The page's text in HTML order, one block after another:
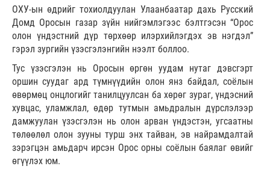
ОХУ-ын өдрийг тохиолдуулан Улаанбаатар дахь Русский
Домд Оросын газар зүйн нийгэмлэгээс бэлтгэсэн “Орос
олон үндэстний дүр төрхөөр илэрхийлэгдэх эв нэгдэл”
гэрэл зургийн үзэсгэлэнгийн нээлт боллоо.
Тус үзэсгэлэн нь Оросын өргөн уудам нутаг дэвсгэрт
оршин суудаг ард түмнүүдийн олон янз байдал, соёлын
өвөрмөц онцлогийг танилцуулсан ба хөрөг зураг, үндэсний
хувцас, уламжлал, өдөр тутмын амьдралын дүрслэлээр
дамжуулан үзэсгэлэн нь олон арван үндэстэн, угсаатны
төлөөлөл олон зууны турш энх тайван, эв найрамдалтай
зэрэгцэн амьдарч ирсэн Орос орны соёлын баялаг өвийг
өгүүлэх юм.